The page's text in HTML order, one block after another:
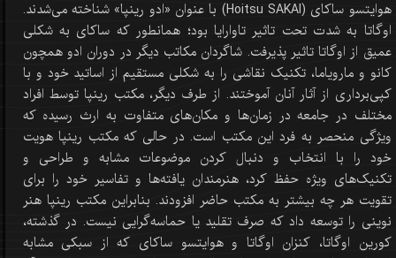
هوایتسو ساکای (Hoitsu SAKAI) با عنوان «ادو رینپا» شناخته می‌شدند.
اوگاتا به شدت تحت تاثیر تاوارایا بود؛ همانطور که ساکای به شکلی
عمیق از اوگاتا تاثیر پذیرفت. شاگردان مکاتب دیگر در دوران ادو همچون
کانو و مارویاما، تکنیک نقاشی را به شکلی مستقیم از اساتید خود و با
کپی‌برداری از آثار آنان آموختند. از طرف دیگر، مکتب رینپا توسط افراد
مختلف در جامعه در زمان‌ها و مکان‌های متفاوت به ارث رسیده که
ویژگی منحصر به فرد این مکتب است. در حالی که مکتب رینپا هویت
خود را با انتخاب و دنبال کردن موضوعات مشابه و طراحی و
تکنیک‌های ویژه حفظ کرد، هنرمندان یافته‌ها و تفاسیر خود را برای
تقویت هر چه بیشتر به مکتب حاضر افزودند. بنابراین مکتب رینپا هنر
نوینی را توسعه داد که صرف تقلید یا حماسه‌گرایی نیست. در گذشته،
کورین اوگاتا، کنزان اوگاتا و هوایتسو ساکای که از سبکی مشابه